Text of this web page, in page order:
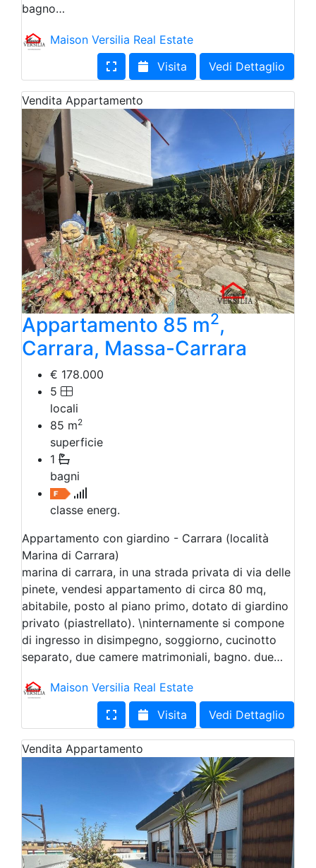
bagno…
Maison Versilia Real Estate
Visita
Vedi Dettaglio
Vendita Appartamento
Appartamento 85 m2,
Carrara, Massa-Carrara
€ 178.000
5
locali
85 m2
superficie
1
bagni
classe energ.
Appartamento con giardino - Carrara (località
Marina di Carrara)
marina di carrara, in una strada privata di via delle
pinete, vendesi appartamento di circa 80 mq,
abitabile, posto al piano primo, dotato di giardino
privato (piastrellato). \ninternamente si compone
di ingresso in disimpegno, soggiorno, cucinotto
separato, due camere matrimoniali, bagno. due…
Maison Versilia Real Estate
Visita
Vedi Dettaglio
Vendita Appartamento